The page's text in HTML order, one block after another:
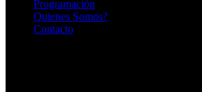
Programación
Quienes Somos?
Contacto